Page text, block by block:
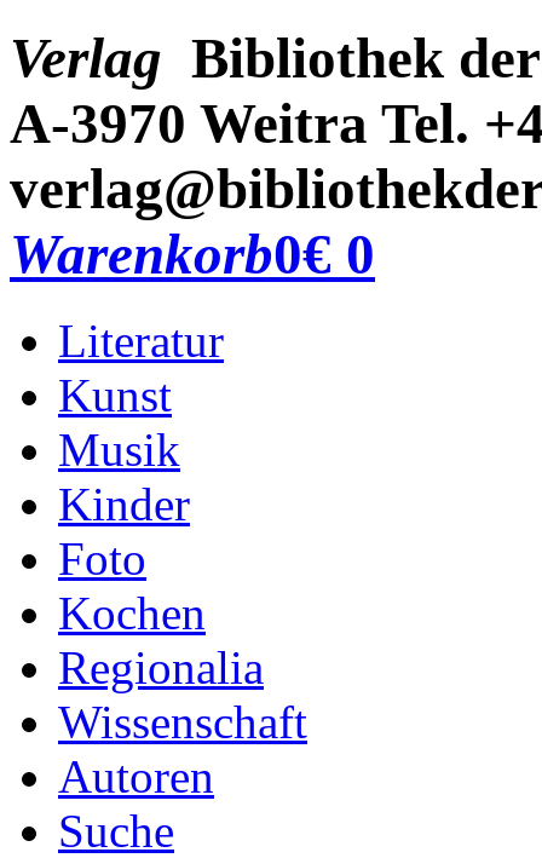
Verlag Bibliothek
A-3970 Weitra Tel.
Warenkorb0€ 0
Literatur
Kunst
Musik
Kinder
Foto
Kochen
Regionalia
Wissenschaft
Autoren
Suche